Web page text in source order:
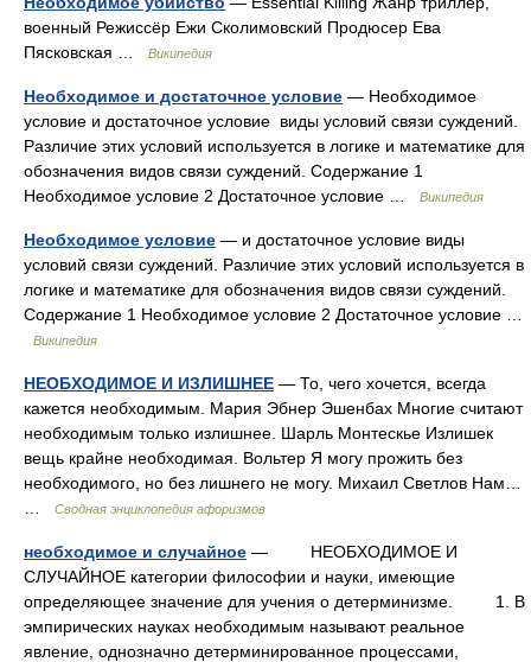
военный Режиссёр Ежи Сколимовский Продюсер Ева
Пясковская …
Википедия
Необходимое и достаточное условие — Необходимое
условие и достаточное условие виды условий связи суждений.
Различие этих условий используется в логике и математике для
обозначения видов связи суждений. Содержание 1
Необходимое условие 2 Достаточное условие …
Википедия
Необходимое условие — и достаточное условие виды
условий связи суждений. Различие этих условий используется в
логике и математике для обозначения видов связи суждений.
Содержание 1 Необходимое условие 2 Достаточное условие …
Википедия
НЕОБХОДИМОЕ И ИЗЛИШНЕЕ — То, чего хочется, всегда
кажется необходимым. Мария Эбнер Эшенбах Многие считают
необходимым только излишнее. Шарль Монтескье Излишек
вещь крайне необходимая. Вольтер Я могу прожить без
необходимого, но без лишнего не могу. Михаил Светлов Нам…
Сводная энциклопедия афоризмов
необходимое и случайное — НЕОБХОДИМОЕ И
СЛУЧАЙНОЕ категории философии и науки, имеющие
определяющее значение для учения о детерминизме. 1. В
эмпирических науках необходимым называют реальное
явление, однозначно детерминированное процессами,